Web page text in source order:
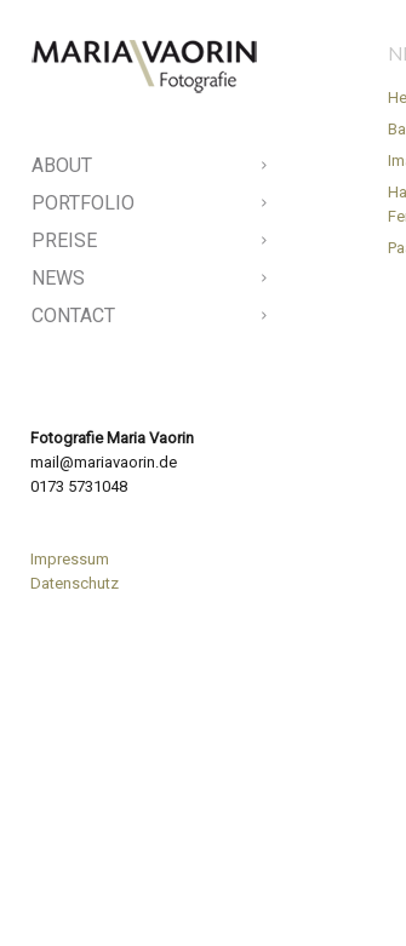
ABOUT
PORTFOLIO
PREISE
NEWS
CONTACT
Fotografie Maria Vaorin
mail@mariavaorin.de
0173 5731048
Impressum
Datenschutz